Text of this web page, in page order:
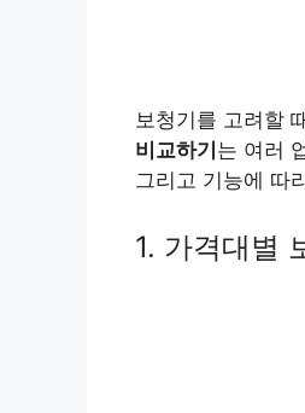
보청기를 고려할
비교하기는 여러
그리고 기능에 따
1. 가격대별